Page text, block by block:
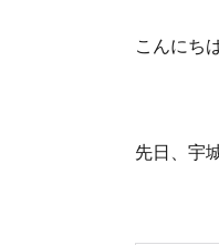
こんにち
先日、宇